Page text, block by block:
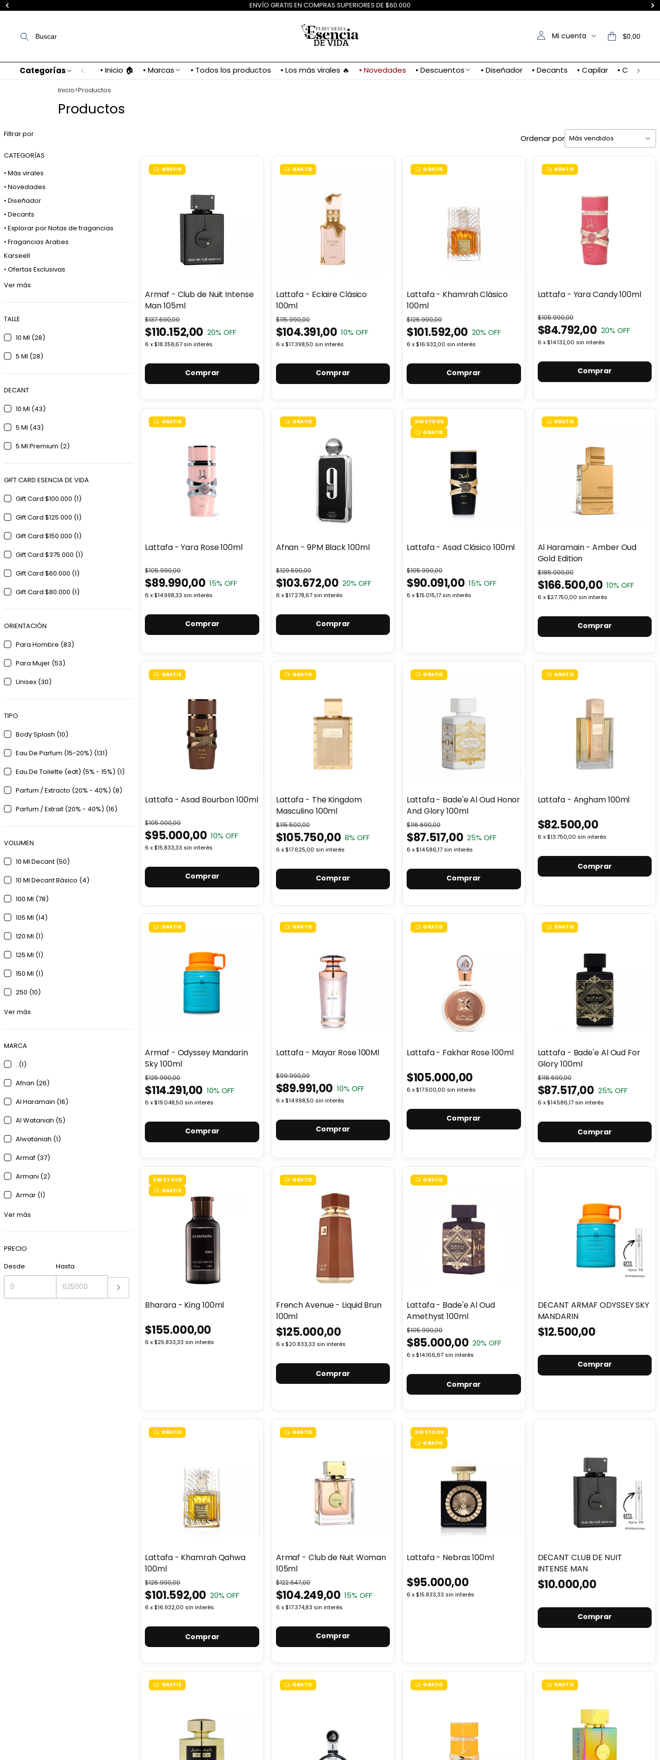
ENVÍO GRATIS EN COMPRAS SUPERIORES DE $60.000
Buscar Mi cuenta $0,00
Categorías • Inicio 🏠 • Marcas • Todos los productos • Los más virales 🔥 • Novedades • Descuentos • Diseñador • Decants • Capilar • Contacto
Inicio>Productos
Productos
Filtrar por
CATEGORÍAS
• Más virales
• Novedades
• Diseñador
• Decants
• Explorar por Notas de fragancias
• Fragancias Arabes
Karseell
• Ofertas Exclusivas
Ver más
TALLE
10 Ml (28)
5 Ml (28)
DECANT
10 Ml (43)
5 Ml (43)
5 Ml Premium (2)
GIFT CARD ESENCIA DE VIDA
Gift Card $100.000 (1)
Gift Card $125.000 (1)
Gift Card $150.000 (1)
Gift Card $375.000 (1)
Gift Card $60.000 (1)
Gift Card $80.000 (1)
ORIENTACIÓN
Para Hombre (83)
Para Mujer (53)
Unisex (30)
TIPO
Body Splash (10)
Eau De Parfum (15-20%) (131)
Eau De Toilette (edt) (5% - 15%) (1)
Parfum / Extracto (20% - 40%) (8)
Parfum / Extrait (20% - 40%) (16)
VOLUMEN
10 Ml Decant (50)
10 Ml Decant Básico (4)
100 Ml (78)
105 Ml (14)
120 Ml (1)
125 Ml (1)
150 Ml (1)
250 (10)
Ver más
MARCA
. (1)
Afnan (26)
Al Haramain (16)
Al Wataniah (5)
Alwataniah (1)
Armaf (37)
Armani (2)
Armar (1)
Ver más
PRECIO
Desde
Hasta
Ordenar por
GRATIS
Armaf - Club de Nuit Intense
Man 105ml
$110.152,00
$137.690,00
20% OFF
6 x $18.358,67 sin interés
Comprar
GRATIS
Lattafa - Eclaire Clásico
100ml
$104.391,00
$115.990,00
10% OFF
6 x $17.398,50 sin interés
Comprar
GRATIS
Lattafa - Khamrah Clásico
100ml
$101.592,00
$126.990,00
20% OFF
6 x $16.932,00 sin interés
Comprar
GRATIS
Lattafa - Yara Candy 100ml
$84.792,00
$105.990,00
20% OFF
6 x $14.132,00 sin interés
Comprar
GRATIS
Lattafa - Yara Rose 100ml
$89.990,00
$105.990,00
15% OFF
6 x $14.998,33 sin interés
Comprar
GRATIS
Afnan - 9PM Black 100ml
$103.672,00
$129.590,00
20% OFF
6 x $17.278,67 sin interés
Comprar
SIN STOCK
GRATIS
Lattafa - Asad Clásico 100ml
$90.091,00
$105.990,00
15% OFF
6 x $15.015,17 sin interés
GRATIS
Al Haramain - Amber Oud
Gold Edition
$166.500,00
$185.000,00
10% OFF
6 x $27.750,00 sin interés
Comprar
GRATIS
Lattafa - Asad Bourbon 100ml
$95.000,00
$105.000,00
10% OFF
6 x $15.833,33 sin interés
Comprar
GRATIS
Lattafa - The Kingdom
Masculino 100ml
$105.750,00
$115.500,00
8% OFF
6 x $17.625,00 sin interés
Comprar
GRATIS
Lattafa - Bade'e Al Oud Honor
And Glory 100ml
$87.517,00
$116.690,00
25% OFF
6 x $14.586,17 sin interés
Comprar
GRATIS
Lattafa - Angham 100ml
$82.500,00
6 x $13.750,00 sin interés
GRATIS
Armaf - Odyssey Mandarin
Sky 100ml
$114.291,00
$126.990,00
10% OFF
6 x $19.048,50 sin interés
Comprar
GRATIS
Lattafa - Mayar Rose 100Ml
$89.991,00
$99.990,00
10% OFF
6 x $14.998,50 sin interés
Comprar
GRATIS
Lattafa - Fakhar Rose 100ml
$105.000,00
6 x $17.500,00 sin interés
Comprar
GRATIS
Lattafa - Bade'e Al Oud For
Glory 100ml
$87.517,00
$116.690,00
25% OFF
6 x $14.586,17 sin interés
SIN STOCK
GRATIS
Bharara - King 100ml
$155.000,00
6 x $25.833,33 sin interés
GRATIS
French Avenue - Liquid Brun
100ml
$125.000,00
6 x $20.833,33 sin interés
GRATIS
Lattafa - Bade'e Al Oud
Amethyst 100ml
$85.000,00
$105.990,00
20% OFF
6 x $14.166,67 sin interés
DECANT ARMAF ODYSSEY SKY
MANDARIN
$12.500,00
Comprar
GRATIS
Lattafa - Khamrah Qahwa
100ml
$101.592,00
$126.990,00
20% OFF
6 x $16.932,00 sin interés
GRATIS
Armaf - Club de Nuit Woman
105ml
$104.249,00
$122.647,00
15% OFF
6 x $17.374,83 sin interés
Comprar
SIN STOCK
GRATIS
Lattafa - Nebras 100ml
$95.000,00
6 x $15.833,33 sin interés
DECANT CLUB DE NUIT
INTENSE MAN
$10.000,00
Comprar
GRATIS GRATIS GRATIS GRATIS